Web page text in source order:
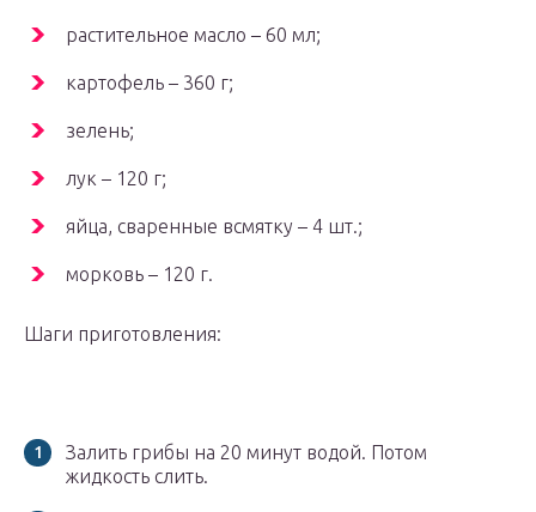
растительное масло – 60 мл;
картофель – 360 г;
зелень;
лук – 120 г;
яйца, сваренные всмятку – 4 шт.;
морковь – 120 г.
Шаги приготовления:
Залить грибы на 20 минут водой. Потом
жидкость слить.